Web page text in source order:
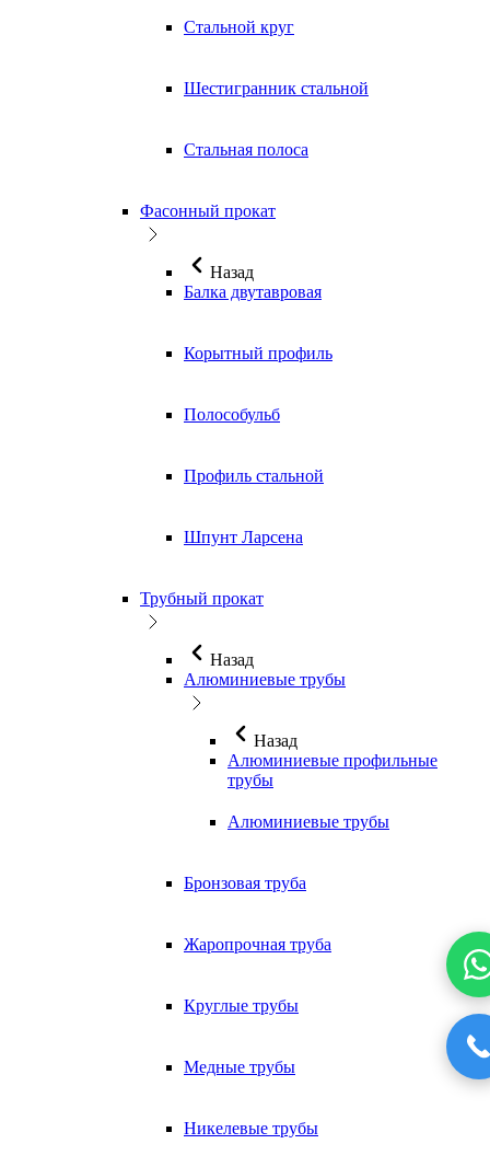
Стальной круг
Шестигранник стальной
Стальная полоса
Фасонный прокат
Назад
Балка двутавровая
Корытный профиль
Полособульб
Профиль стальной
Шпунт Ларсена
Трубный прокат
Назад
Алюминиевые трубы
Назад
Алюминиевые профильные
трубы
Алюминиевые трубы
Бронзовая труба
Жаропрочная труба
Круглые трубы
Медные трубы
Никелевые трубы